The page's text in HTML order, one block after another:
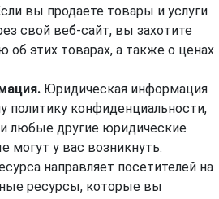
вы продаете товары и услуги
свой веб-сайт, вы захотите
об этих товарах, а также о ценах
Юридическая информация
политику конфиденциальности,
любые другие юридические
могут у вас возникнуть.
направляет посетителей на
ресурсы, которые вы